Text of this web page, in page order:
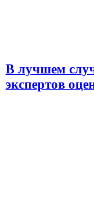
В лучшем
экспертов